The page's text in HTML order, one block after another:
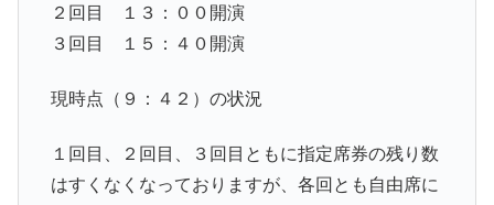
２回目 １３：００開演
３回目 １５：４０開演
現時点（９：４２）の状況
１回目、２回目、３回目ともに指定席券の残り数
はすくなくなっておりますが、各回とも自由席に